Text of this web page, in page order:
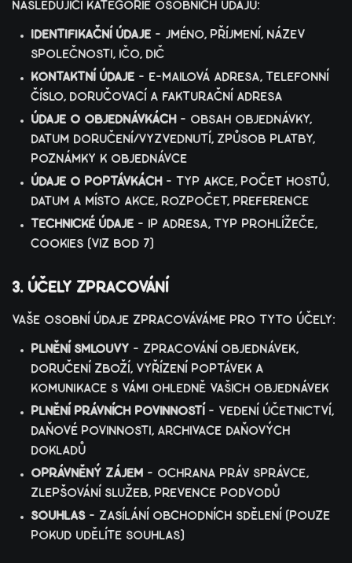
následující kategorie osobních údajů:
identifikační údaje – jméno, příjmení, název
společnosti, ičo, dič
kontaktní údaje – e-mailová adresa, telefonní
číslo, doručovací a fakturační adresa
údaje o objednávkách – obsah objednávky,
datum doručení/vyzvednutí, způsob platby,
poznámky k objednávce
údaje o poptávkách – typ akce, počet hostů,
datum a místo akce, rozpočet, preference
technické údaje – ip adresa, typ prohlížeče,
cookies (viz bod 7)
3. účely zpracování
vaše osobní údaje zpracováváme pro tyto účely:
plnění smlouvy – zpracování objednávek,
doručení zboží, vyřízení poptávek a
komunikace s vámi ohledně vašich objednávek
plnění právních povinností
– vedení účetnictví,
daňové povinnosti, archivace daňových
dokladů
oprávněný zájem – ochrana práv správce,
zlepšování služeb, prevence podvodů
souhlas – zasílání obchodních sdělení (pouze
pokud udělíte souhlas)